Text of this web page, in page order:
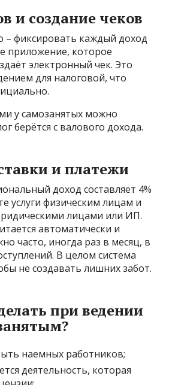
и создание чеков
– фиксировать каждый доход
приложение, которое
электронный чек. Это
для налоговой, что
у самозанятых можно
берётся с валового дохода.
и платежи
доход составляет 4%
услуги физическим лицам и
лицами или ИП.
автоматически и
часто, иногда раз в месяц, в
В целом система
не создавать лишних забот.
при ведении
наемных работников;
деятельность, которая